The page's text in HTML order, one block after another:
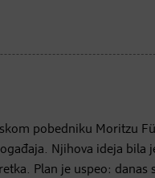
pobedniku Moritzu
Njihova ideja bila
Plan je uspeo: danas